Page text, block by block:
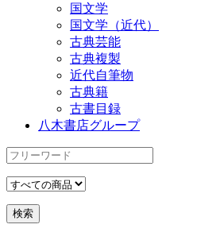
国文学
国文学（近代）
古典芸能
古典複製
近代自筆物
古典籍
古書目録
八木書店グループ